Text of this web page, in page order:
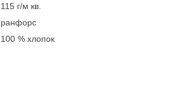
115 г/м кв.
ранфорс
100 % хлопок